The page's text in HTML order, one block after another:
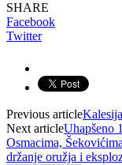
SHARE
Facebook
Twitter
Previous article
Next articleUhapšeno
Osmacima,
držanje oružja i